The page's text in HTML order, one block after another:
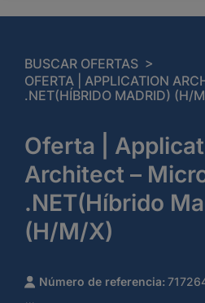
BUSCAR OFERTAS >
OFERTA | APPLICATION
.NET(HÍBRIDO MADRID) (H/
Oferta |
Architect –
.NET(Híbrido
(H/M/X)
Número de referencia: